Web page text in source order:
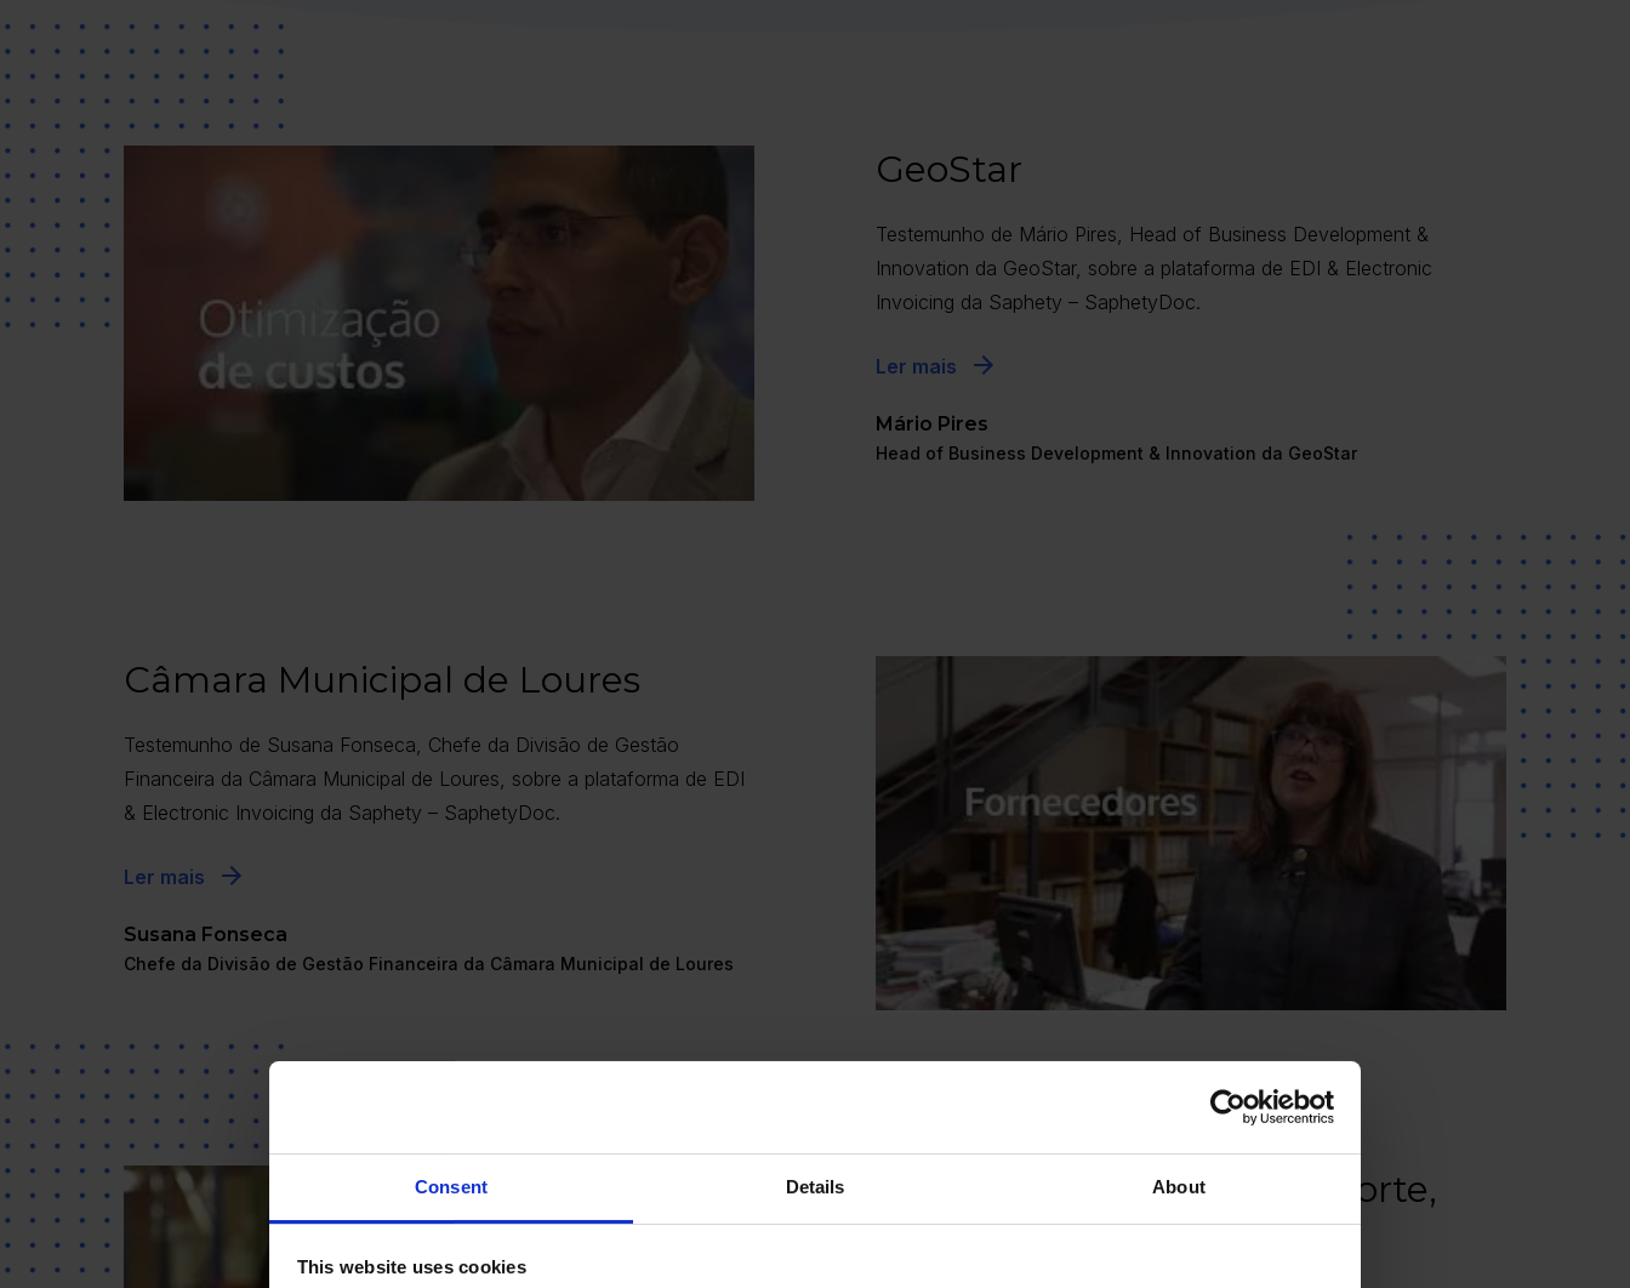
Consent Details About
This website uses cookies
GeoStar
Testemunho de Mário Pires, Head of Business Development &
Innovation da GeoStar, sobre a plataforma de EDI & Electronic
Invoicing da Saphety – SaphetyDoc.
Ler mais
Mário Pires
Head of Business Development & Innovation da GeoStar
Câmara Municipal de Loures
Testemunho de Susana Fonseca, Chefe da Divisão de Gestão
Financeira da Câmara Municipal de Loures, sobre a plataforma de EDI
& Electronic Invoicing da Saphety – SaphetyDoc.
Ler mais
Susana Fonseca
Chefe da Divisão de Gestão Financeira da Câmara Municipal de Loures
Centro Hospitalar Lisboa Norte,
EPE